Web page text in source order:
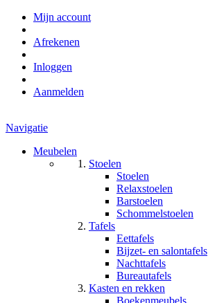
Mijn account
Afrekenen
Inloggen
Aanmelden
Navigatie
Meubelen
Stoelen
Stoelen
Relaxstoelen
Barstoelen
Schommelstoelen
Tafels
Eettafels
Bijzet- en salontafels
Nachttafels
Bureautafels
Kasten en rekken
Boekenmeubels